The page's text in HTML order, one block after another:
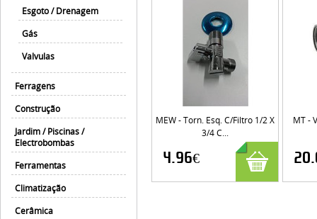
Esgoto / Drenagem
Gás
Valvulas
Ferragens
Construção
Jardim / Piscinas /
Electrobombas
Ferramentas
Climatização
Cerâmica
MEW - Torn. Esq. C/filtro 1/2 X
3/4 C...
4.96€
MT -